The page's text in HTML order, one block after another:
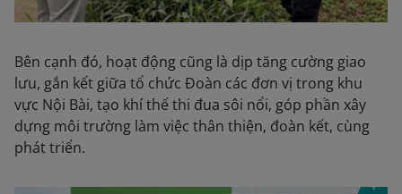
Bên cạnh đó, hoạt động cũng là dịp tăng cường giao
lưu, gắn kết giữa tổ chức Đoàn các đơn vị trong khu
vực Nội Bài, tạo khí thế thi đua sôi nổi, góp phần xây
dựng môi trường làm việc thân thiện, đoàn kết, cùng
phát triển.